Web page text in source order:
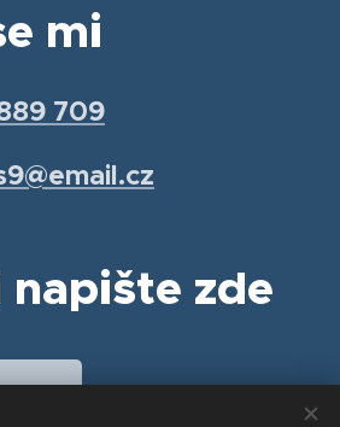
mi
709
napište zde